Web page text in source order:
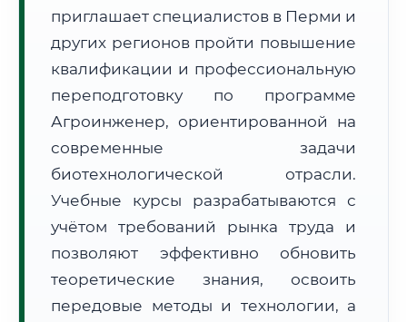
Почтовые индексы:
614000–614999
Часовой пояс:
МСК+2 (UTC+5)
Формат учебы:
Дистанционно
🗺️ Зона обслуживания: г. Пермь
Расчет логистики оригиналов:
• Маршрут транзита:~1 658 км
• Экспресс-доставка СДЭК / Почтой: 2–3 рабочих дня
приглашает специалистов в Перми и
других регионов пройти повышение
квалификации и профессиональную
переподготовку по программе
Агроинженер, ориентированной на
современные задачи
биотехнологической отрасли.
Учебные курсы разрабатываются с
учётом требований рынка труда и
позволяют эффективно обновить
теоретические знания, освоить
передовые методы и технологии, а